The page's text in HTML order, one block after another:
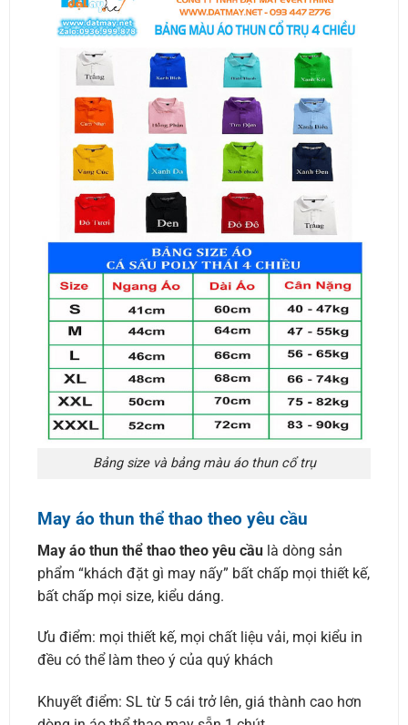
Bảng size và bảng màu áo thun cổ trụ
May áo thun thể thao theo yêu cầu
May áo thun thể thao theo yêu cầulà dòng sản
phẩm “khách đặt gì may nấy” bất chấp mọi thiết kế,
bất chấp mọi size, kiểu dáng.
Ưu điểm: mọi thiết kế, mọi chất liệu vải, mọi kiểu in
đều có thể làm theo ý của quý khách
Khuyết điểm: SL từ 5 cái trở lên, giá thành cao hơn